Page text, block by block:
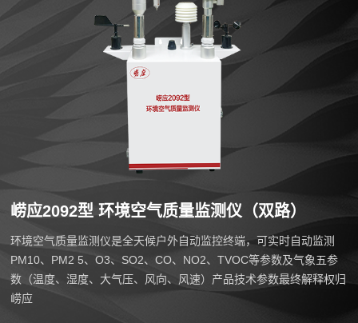
崂应2092型 环境空气质量监测仪（双路）
环境空气质量监测仪是全天候户外自动监控终端，可实时自动监测
PM10、PM2 5、O3、SO2、CO、NO2、TVOC等参数及气象五参
数（温度、湿度、大气压、风向、风速）产品技术参数最终解释权归
崂应